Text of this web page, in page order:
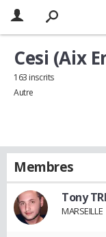
Cesi (Aix
163 inscrits
Autre
Membres
Tony
MARSEILLE